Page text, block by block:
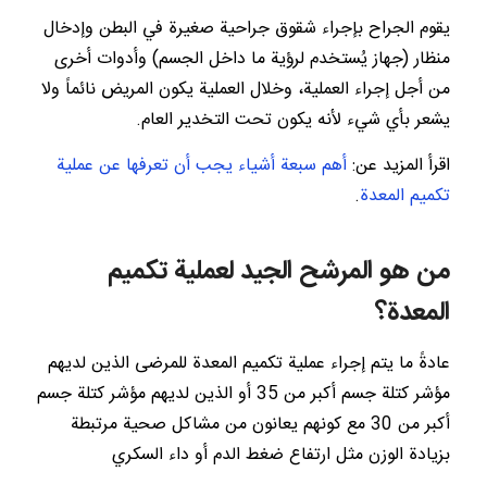
يقوم الجراح بإجراء شقوق جراحية صغيرة في البطن وإدخال
منظار (جهاز يُستخدم لرؤية ما داخل الجسم) وأدوات أخرى
من أجل إجراء العملية، وخلال العملية يكون المريض نائماً ولا
يشعر بأي شيء لأنه يكون تحت التخدير العام.
اقرأ المزيد عن:أهم سبعة أشياء يجب أن تعرفها عن عملية
تكميم المعدة.
من هو المرشح الجيد لعملية تكميم
المعدة؟
عادةً ما يتم إجراء عملية تكميم المعدة للمرضى الذين لديهم
مؤشر كتلة جسم أكبر من 35 أو الذين لديهم مؤشر كتلة جسم
أكبر من 30 مع كونهم يعانون من مشاكل صحية مرتبطة
بزيادة الوزن مثل ارتفاع ضغط الدم أو داء السكري